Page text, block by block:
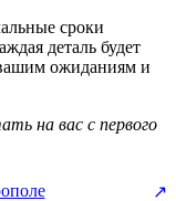
сроки
деталь будет
вашим ожиданиям и
на вас с первого